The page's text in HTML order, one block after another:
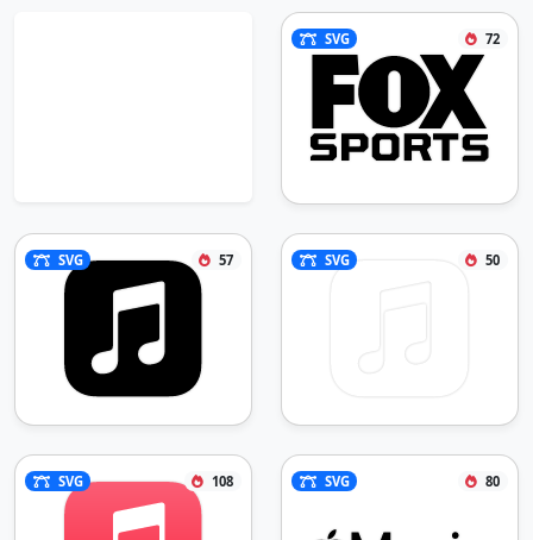
SVG 72
SVG 57 SVG 50
SVG 108 SVG 80